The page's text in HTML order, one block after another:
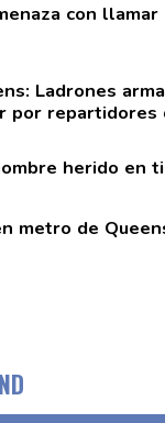
con
Ladrones
por repartidores
herido en
metro de